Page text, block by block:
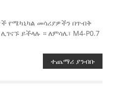
የሜካኒካል መሳሪያዎችን በጥብቅ
ይችላሉ ። ለምሳሌ፣ M4-P0.7
ተጨማሪ ያንብቡ